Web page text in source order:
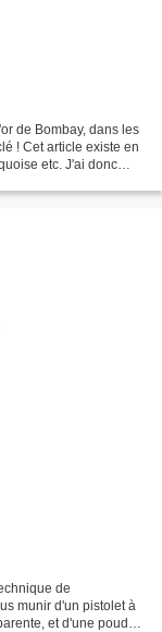
de Bombay, dans les
! Cet article existe en
etc. J'ai donc
de
munir d'un pistolet à
et d'une poudre